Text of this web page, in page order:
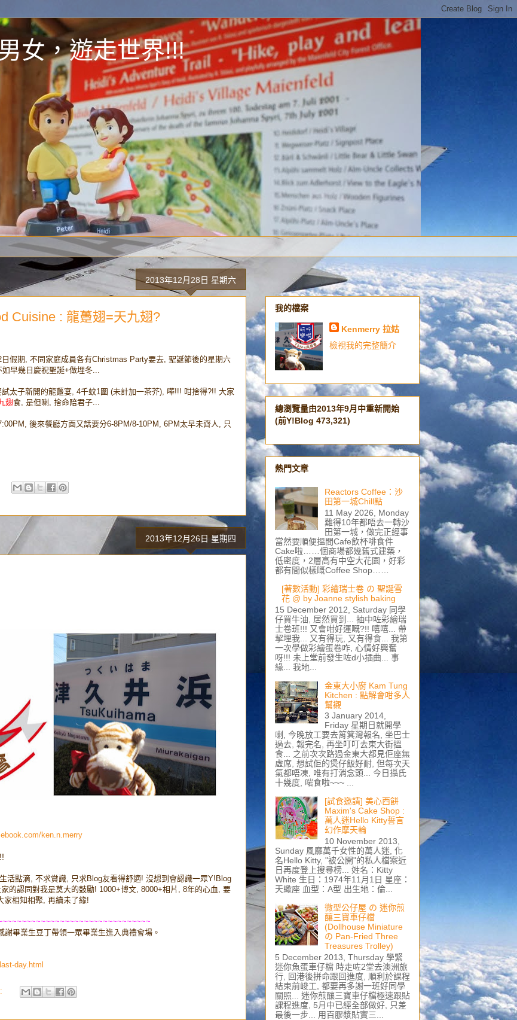
女，遊走世界!!!
2013年12月28日 星期六
Cuisine : 龍躉翅=天九翅?
假期, 不同家庭成員各有Christmas Party要去, 聖誕節後的星期六
早幾日慶祝聖誕+做埋冬...
試太子新開的龍躉宴, 4千蚊1圍 (未計加一茶芥), 嘩!!! 咁捨得?!! 大家
翅食, 是但喇, 捨命陪君子...
後來餐廳方面又話要分6-8PM/8-10PM, 6PM太早未齊人, 只
2013年12月26日 星期四
ken. n.merry
活點滴, 不求賞識, 只求Blog友看得舒適! 沒想到會認識一眾Y!Blog
的認同對我是莫大的鼓勵! 1000+博文, 8000+相片, 8年的心血, 要
家相知相聚, 再續未了緣!
畢業生豆丁帶領一眾畢業生進入典禮會場。
day.html
我的檔案
Kenmerry 拉姑
檢視我的完整簡介
總瀏覽量由2013年9月中重新開始
(前Y!Blog 473,321)
熱門文章
Reactors Coffee：沙
田第一城Chill點
11 May 2026, Monday
難得10年都唔去一轉沙
田第一城，做完正經事
當然要順便搵間Cafe飲杯啡食件
Cake啦……個商場都幾舊式建築，
低密度，2層高有中空大花園，好彩
都有間似樣嘅Coffee Shop……
[著數活動] 彩繪瑞士卷 の 聖誕雪
花 @ by Joanne stylish baking
15 December 2012, Saturday 同學
仔買牛油, 居然買到... 抽中咗彩繪瑞
士卷班!!! 又會咁好運嘅?!! 嘻嘻... 帶
挈埋我... 又有得玩, 又有得食... 我第
一次學做彩繪蛋卷咋, 心情好興奮
呀!!! 未上堂前發生咗d小插曲... 事
緣... 我地...
金東大小廚 Kam Tung
Kitchen : 點解會咁多人
幫襯
3 January 2014,
Friday 星期日就開學
喇, 今晚放工要去筲箕灣報名, 坐巴士
過去, 報完名, 再坐叮叮去東大街搵
食... 之前次次路過金東大都見佢座無
虛席, 想試佢的煲仔飯好耐, 但每次天
氣都唔凍, 唯有打消念頭... 今日攝氏
十幾度, 啱食啦~~~ ...
[試食邀請] 美心西餅
Maxim's Cake Shop :
萬人迷Hello Kitty誓言
幻作摩天輪
10 November 2013,
Sunday 風靡萬千女性的萬人迷, 化
名Hello Kitty, "被公開"的私人檔案近
日再度登上搜尋榜... 姓名：Kitty
White 生日：1974年11月1日 星座：
天蠍座 血型：A型 出生地：倫...
微型公仔屋 の 迷你煎
釀三寶車仔檔
(Dollhouse Miniature
の Pan-Fried Three
Treasures Trolley)
5 December 2013, Thursday 學緊
迷你魚蛋車仔檔 時走咗2堂去澳洲旅
行, 回港後拼命跟回進度, 順利於課程
結束前峻工, 都要再多謝一班好同學
關照... 迷你煎釀三寶車仔檔極速跟貼
課程進度, 5月中已經全部做好, 只差
最後一步... 用百膠漿貼實三...